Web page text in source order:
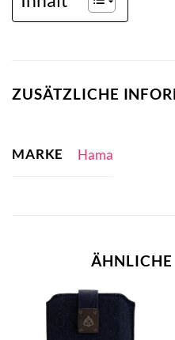
ZUSÄTZLICHE
MARKE Hama